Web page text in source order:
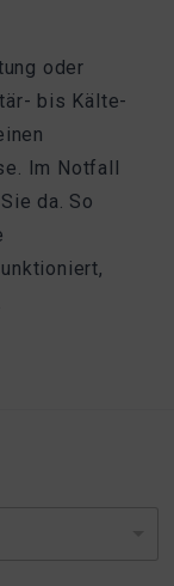
oder
bis Kälte-
Im Notfall
da. So